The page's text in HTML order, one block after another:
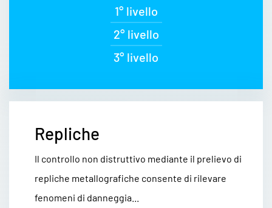
1° livello
2° livello
3° livello
Repliche
Il controllo non distruttivo mediante il prelievo di
repliche metallografiche consente di rilevare
fenomeni di danneggia...